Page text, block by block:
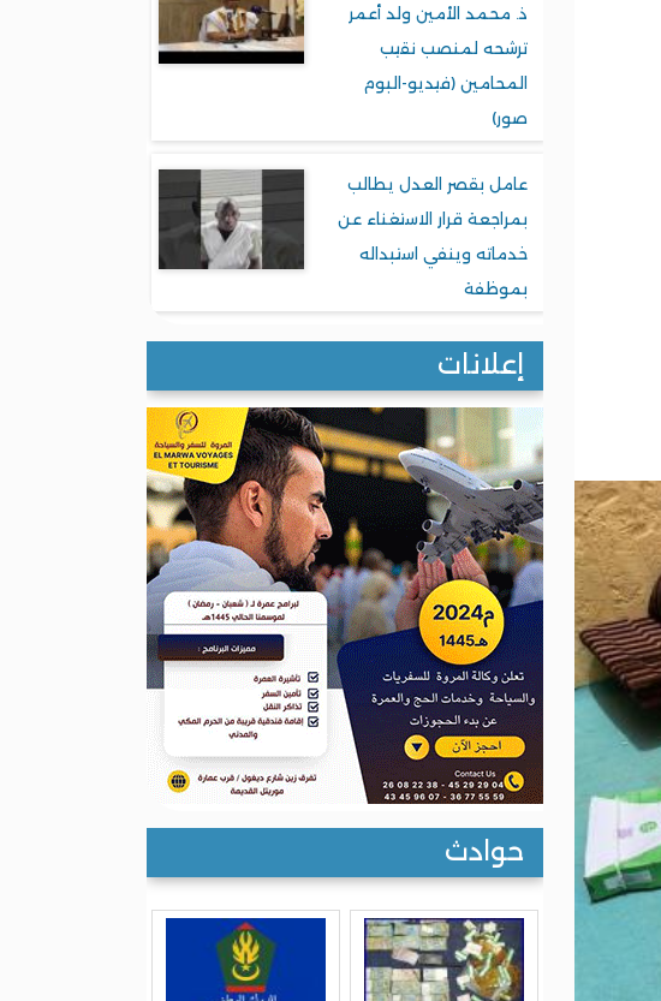
ذ. محمد الأمين ولد أعمر
ترشحه لمنصب نقيب
المحامين (فيديو-البوم
صور)
عامل بقصر العدل يطالب
بمراجعة قرار الاستغناء عن
خدماته وينفي استبداله
بموظفة
إعلانات
حوادث